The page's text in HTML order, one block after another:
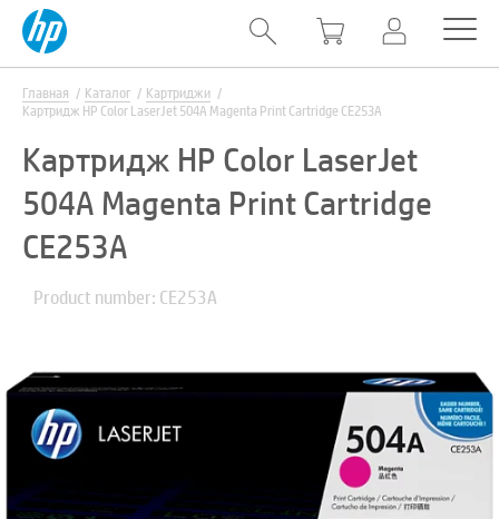
Главная Каталог
Картриджи
Картридж HP Color LaserJet 504A Magenta Print Cartridge CE253A
Картридж HP Color LaserJet
504A Magenta Print Cartridge
CE253A
Product number: CE253A